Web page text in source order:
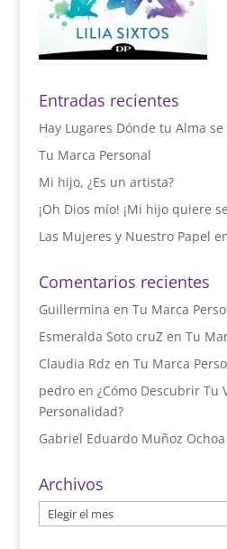
Entradas recientes
Hay Lugares Dónde tu Alma se
Tu Marca Personal
Mi hijo, ¿Es un artista?
¡Oh Dios mío! ¡Mi hijo quiere
Las Mujeres y Nuestro Papel
Comentarios recientes
Guillermina en Tu Marca
Esmeralda Soto cruZen Tu
Claudia Rdz en Tu Marca
pedroen ¿Cómo Descubrir Tu
Personalidad?
Gabriel Eduardo Muñoz Ochoa
Archivos
Archivos